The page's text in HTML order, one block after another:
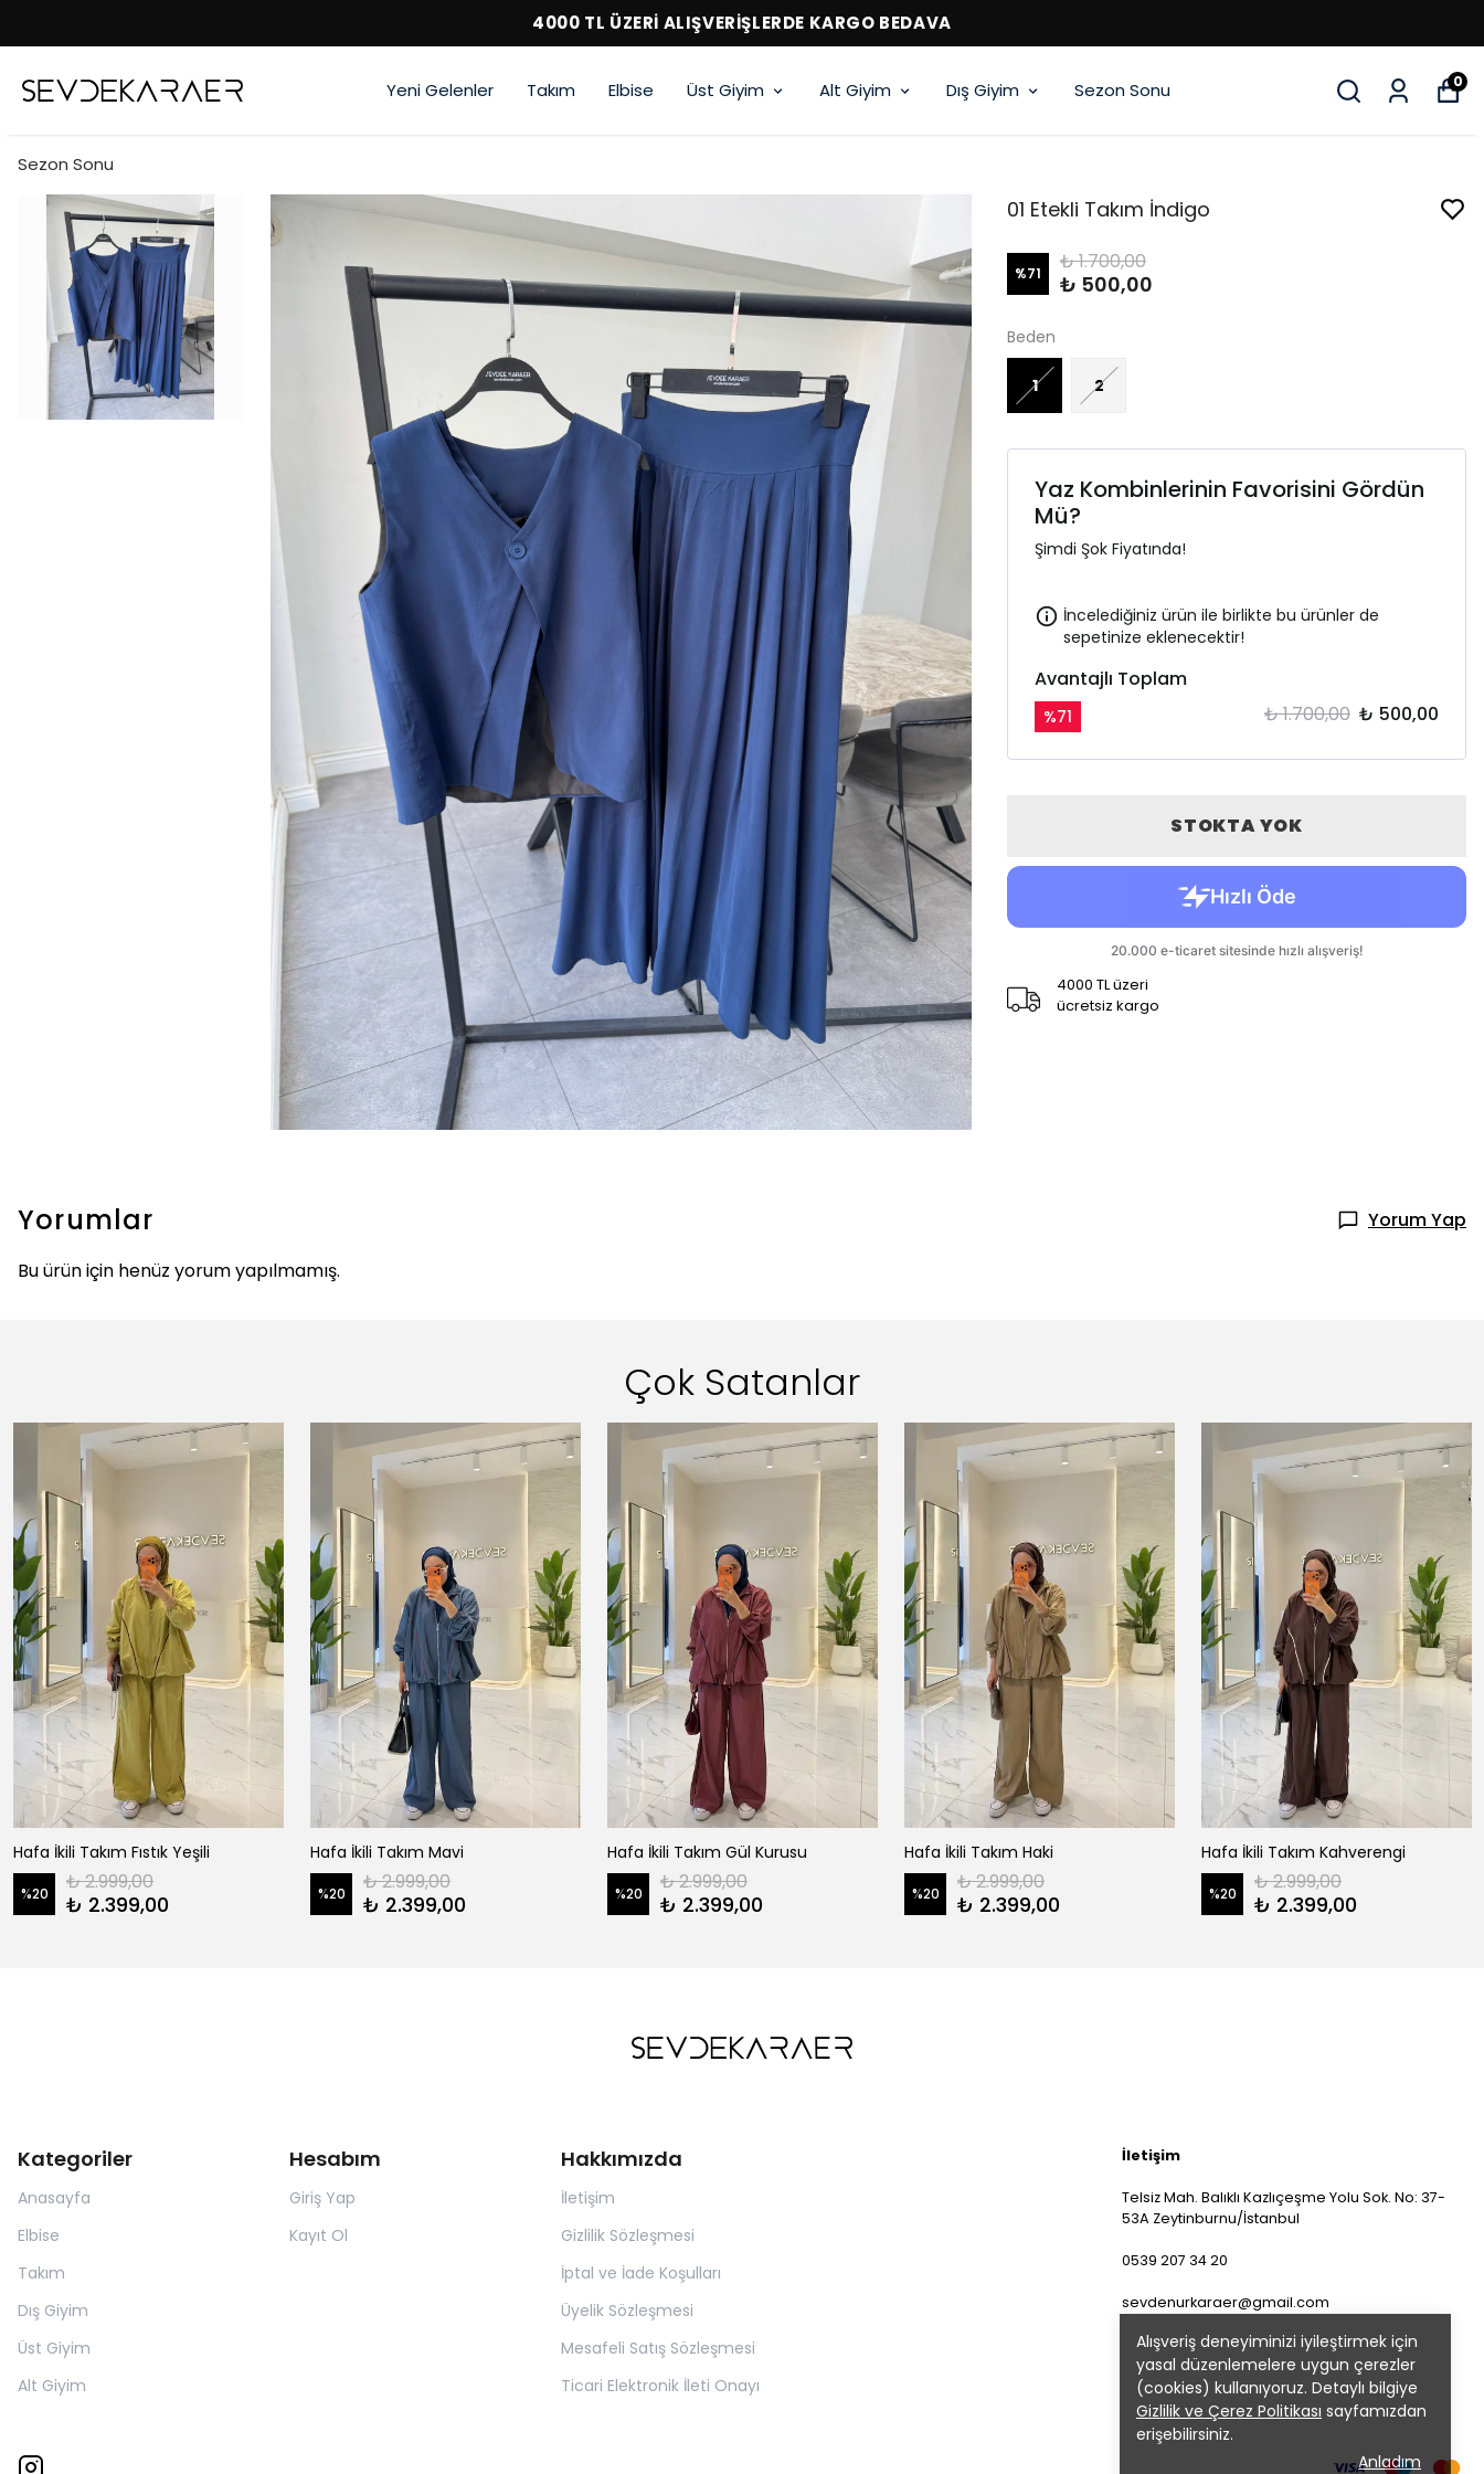
4000 TL ÜZERİ ALIŞVERİŞLERDE KARGO BEDAVA
Yeni Gelenler Takım Elbise Üst Giyim Alt Giyim Dış Giyim Sezon Sonu 0
Alışveriş deneyiminizi iyileştirmek için
yasal düzenlemelere uygun çerezler
(cookies) kullanıyoruz. Detaylı bilgiye
Gizlilik ve Çerez Politikası sayfamızdan
erişebilirsiniz.
Anladım
Sezon Sonu
01 Etekli Takım İndigo
%71 ₺ 1.700,00
₺ 500,00
Beden
1 2
Yaz Kombinlerinin Favorisini Gördün
Mü?
Şimdi Şok Fiyatında!
İncelediğiniz ürün ile birlikte bu ürünler de
sepetinize eklenecektir!
Avantajlı Toplam
%71 ₺ 1.700,00 ₺ 500,00
STOKTA YOK
4000 TL üzeri
ücretsiz kargo
Yorumlar
Yorum Yap
Bu ürün için henüz yorum yapılmamış.
Çok Satanlar
Hafa İkili Takım Fıstık Yeşili
%20 ₺ 2.999,00
₺ 2.399,00
Hafa İkili Takım Mavi
%20 ₺ 2.999,00
₺ 2.399,00
Hafa İkili Takım Gül Kurusu
%20 ₺ 2.999,00
₺ 2.399,00
Hafa İkili Takım Haki
%20 ₺ 2.999,00
₺ 2.399,00
Hafa İkili Takım Kahverengi
%20 ₺ 2.999,00
₺ 2.399,00
Kategoriler
Anasayfa
Elbise
Takım
Dış Giyim
Üst Giyim
Alt Giyim
Hesabım
Giriş Yap
Kayıt Ol
Hakkımızda
İletişim
Gizlilik Sözleşmesi
İptal ve İade Koşulları
Üyelik Sözleşmesi
Mesafeli Satış Sözleşmesi
Ticari Elektronik İleti Onayı
İletişim
Telsiz Mah. Balıklı Kazlıçeşme Yolu Sok. No: 37-
53A Zeytinburnu/İstanbul
0539 207 34 20
sevdenurkaraer@gmail.com